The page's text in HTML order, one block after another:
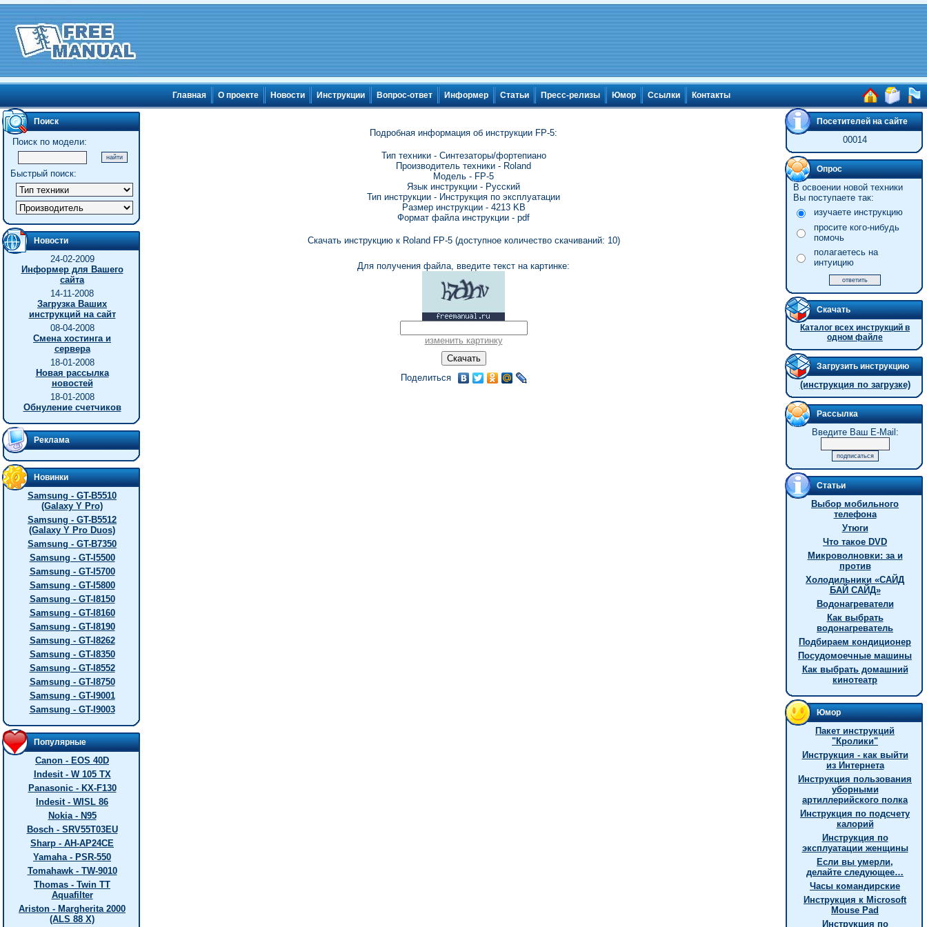
Главная О проекте Новости Инструкции Вопрос-ответ Информер Статьи Пресс-релизы Юмор Ссылки Контакты
Поиск
Поиск по модели:
Быстрый поиск:
Новости
24-02-2009
Информер для Вашего
сайта
14-11-2008
Загрузка Ваших
инструкций на сайт
08-04-2008
Смена хостинга и
сервера
18-01-2008
Новая рассылка
новостей
18-01-2008
Обнуление счетчиков
Реклама
Новинки
Samsung - GT-B5510
(Galaxy Y Pro)
Samsung - GT-B5512
(Galaxy Y Pro Duos)
Samsung - GT-B7350
Samsung - GT-I5500
Samsung - GT-I5700
Samsung - GT-I5800
Samsung - GT-I8150
Samsung - GT-I8160
Samsung - GT-I8190
Samsung - GT-I8262
Samsung - GT-I8350
Samsung - GT-I8552
Samsung - GT-I8750
Samsung - GT-I9001
Samsung - GT-I9003
Популярные
Canon - EOS 40D
Indesit - W 105 TX
Panasonic - KX-F130
Indesit - WISL 86
Nokia - N95
Bosch - SRV55T03EU
Sharp - AH-AP24CE
Yamaha - PSR-550
Tomahawk - TW-9010
Thomas - Twin TT
Aquafilter
Ariston - Margherita 2000
(ALS 88 X)
Подробная информация об инструкции FP-5:
Тип техники - Синтезаторы/фортепиано
Производитель техники - Roland
Модель - FP-5
Язык инструкции - Русский
Тип инструкции - Инструкция по эксплуатации
Размер инструкции - 4213 KB
Формат файла инструкции - pdf
Скачать инструкцию к Roland FP-5 (доступное количество скачиваний: 10)
Для получения файла, введите текст на картинке:
изменить картинку
Поделиться
Посетителей на сайте
00014
Опрос
В освоении новой техники
Вы поступаете так:
изучаете инструкцию
просите кого-нибудь
помочь
полагаетесь на
интуицию
Скачать
Каталог всех инструкций в
одном файле
Загрузить инструкцию
(инструкция по загрузке)
Рассылка
Введите Ваш E-Mail:
Статьи
Выбор мобильного
телефона
Утюги
Что такое DVD
Микроволновки: за и
против
Холодильники «САЙД
БАЙ САЙД»
Водонагреватели
Как выбрать
водонагреватель
Подбираем кондиционер
Посудомоечные машины
Как выбрать домашний
кинотеатр
Юмор
Пакет инструкций
"Кролики"
Инструкция - как выйти
из Интернета
Инструкция пользования
уборными
артиллерийского полка
Инструкция по подсчету
калорий
Инструкция по
эксплуатации женщины
Если вы умерли,
делайте следующее…
Часы командирские
Инструкция к Microsoft
Mouse Pad
Инструкция по